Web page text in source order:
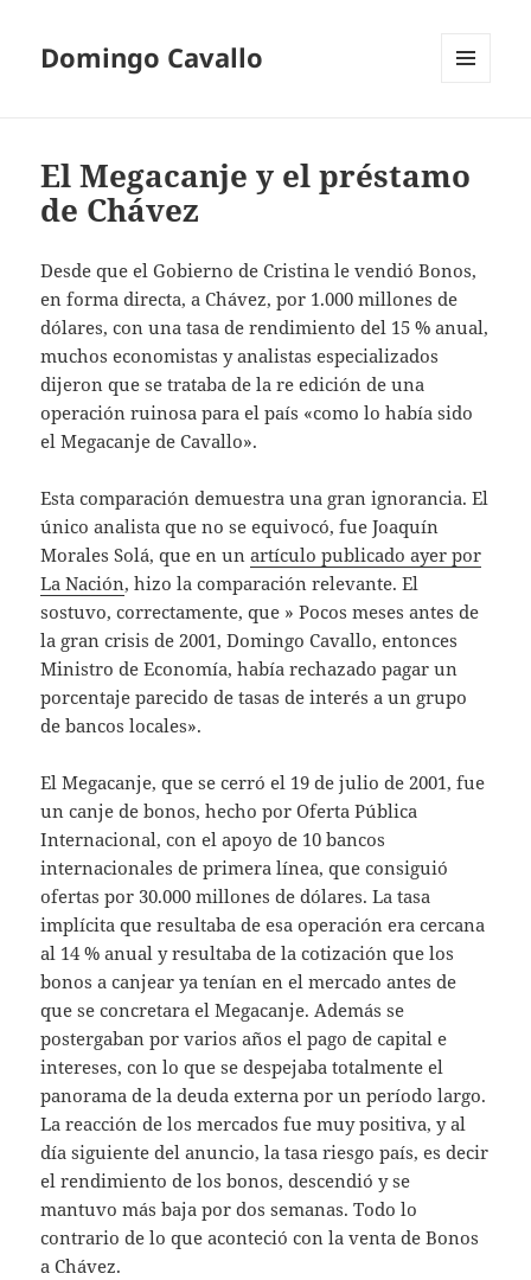
Domingo Cavallo
El Megacanje y el préstamo
de Chávez
Desde que el Gobierno de Cristina le vendió Bonos,
en forma directa, a Chávez, por 1.000 millones de
dólares, con una tasa de rendimiento del 15 % anual,
muchos economistas y analistas especializados
dijeron que se trataba de la re edición de una
operación ruinosa para el país «como lo había sido
el Megacanje de Cavallo».
Esta comparación demuestra una gran ignorancia. El
único analista que no se equivocó, fue Joaquín
Morales Solá, que en unartículo publicado ayer por
La Nación, hizo la comparación relevante. El
sostuvo, correctamente, que » Pocos meses antes de
la gran crisis de 2001, Domingo Cavallo, entonces
Ministro de Economía, había rechazado pagar un
porcentaje parecido de tasas de interés a un grupo
de bancos locales».
El Megacanje, que se cerró el 19 de julio de 2001, fue
un canje de bonos, hecho por Oferta Pública
Internacional, con el apoyo de 10 bancos
internacionales de primera línea, que consiguió
ofertas por 30.000 millones de dólares. La tasa
implícita que resultaba de esa operación era cercana
al 14 % anual y resultaba de la cotización que los
bonos a canjear ya tenían en el mercado antes de
que se concretara el Megacanje. Además se
postergaban por varios años el pago de capital e
intereses, con lo que se despejaba totalmente el
panorama de la deuda externa por un período largo.
La reacción de los mercados fue muy positiva, y al
día siguiente del anuncio, la tasa riesgo país, es decir
el rendimiento de los bonos, descendió y se
mantuvo más baja por dos semanas. Todo lo
contrario de lo que aconteció con la venta de Bonos
a Chávez.